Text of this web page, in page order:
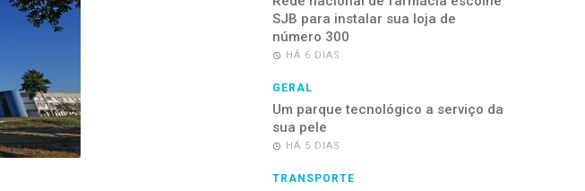
SJB para instalar sua loja de
número 300
HÁ 6 DIAS
GERAL
Um parque tecnológico a serviço da
sua pele
HÁ 5 DIAS
TRANSPORTE